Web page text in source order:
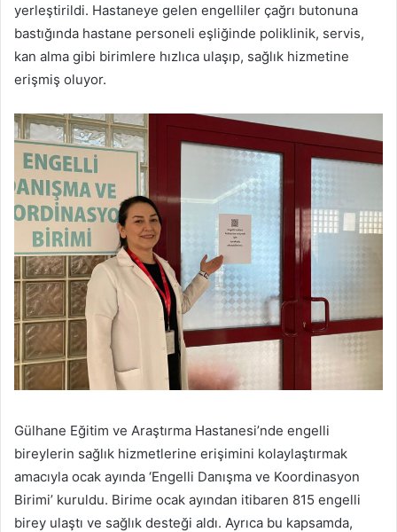
yerleştirildi. Hastaneye gelen engelliler çağrı butonuna
bastığında hastane personeli eşliğinde poliklinik, servis,
kan alma gibi birimlere hızlıca ulaşıp, sağlık hizmetine
erişmiş oluyor.
Gülhane Eğitim ve Araştırma Hastanesi’nde engelli
bireylerin sağlık hizmetlerine erişimini kolaylaştırmak
amacıyla ocak ayında ‘Engelli Danışma ve Koordinasyon
Birimi’ kuruldu. Birime ocak ayından itibaren 815 engelli
birey ulaştı ve sağlık desteği aldı. Ayrıca bu kapsamda,